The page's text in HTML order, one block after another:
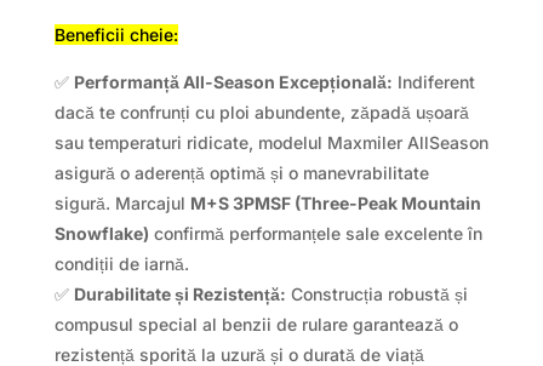
Beneficii cheie:
✅ Performanță All-Season Excepțională: Indiferent
dacă te confrunți cu ploi abundente, zăpadă ușoară
sau temperaturi ridicate, modelul Maxmiler AllSeason
asigură o aderență optimă și o manevrabilitate
sigură. Marcajul M+S 3PMSF (Three-Peak Mountain
Snowflake) confirmă performanțele sale excelente în
condiții de iarnă.
✅ Durabilitate și Rezistență: Construcția robustă și
compusul special al benzii de rulare garantează o
rezistență sporită la uzură și o durată de viață